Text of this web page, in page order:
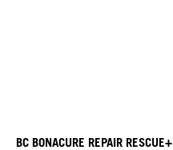
BC BONACURE REPAIR RESCUE+